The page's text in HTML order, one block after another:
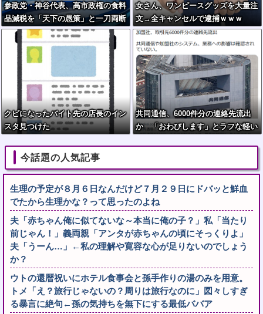
参政党・神谷代表、高市政権の食料
品減税を「天下の愚策」と一刀両断
女さん、ワンピースグッズを大量注
文→全キャンセルで逮捕ｗｗｗ
クビになったバイト先の店長のイン
スタ見つけた
共同通信、6000件分の連絡先流出
か 「おわびします」とラフな軽い
今話題の人気記事
生理の予定が８月６日なんだけど７月２９日にドバッと鮮血
でたから生理かな？って思ったのよね
夫「赤ちゃん俺に似てないな～本当に俺の子？」私「当たり
前じゃん！」義両親「アンタが赤ちゃんの頃にそっくりよ」
夫「うーん…」←私の理解や寛容な心が足りないのでしょう
か？
ウトの還暦祝いにホテル食事会と孫手作りの湯のみを用意。
トメ「え？旅行じゃないの？周りは旅行なのに」図々しすぎ
る暴言に絶句←孫の気持ちを無下にする最低ババア